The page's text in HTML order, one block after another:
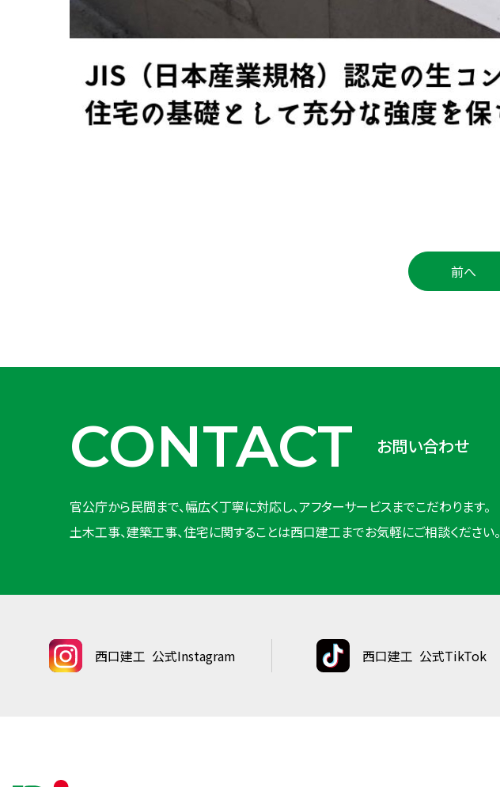
前へ
CONTACT お問い合わせ
官公庁から民間まで、幅広く丁寧に対応し、アフターサービスまでこだわります。
土木工事、建築工事、住宅に関することは西口建工までお気軽にご相談ください。
西口建工 公式Instagram 西口建工 公式TikTok